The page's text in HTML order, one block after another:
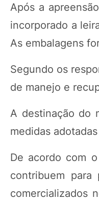
Após a
incorporado a
As embalagens
Segundo os
de manejo e
A destinação do
medidas
De acordo com
contribuem
comercializados